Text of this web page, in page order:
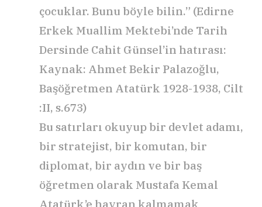
çocuklar. Bunu böyle bilin.” (Edirne
Erkek Muallim Mektebi’nde Tarih
Dersinde Cahit Günsel’in hatırası:
Kaynak: Ahmet Bekir Palazoğlu,
Başöğretmen Atatürk 1928-1938, Cilt
:II, s.673)
Bu satırları okuyup bir devlet adamı,
bir stratejist, bir komutan, bir
diplomat, bir aydın ve bir baş
öğretmen olarak Mustafa Kemal
Atatürk’e hayran kalmamak